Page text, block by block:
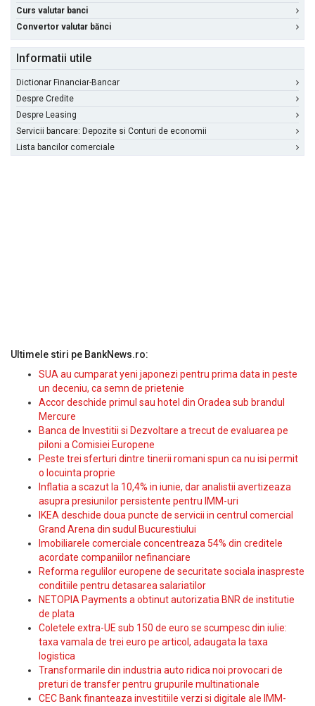
Curs valutar banci
Convertor valutar bănci
Informatii utile
Dictionar Financiar-Bancar
Despre Credite
Despre Leasing
Servicii bancare: Depozite si Conturi de economii
Lista bancilor comerciale
Ultimele stiri pe BankNews.ro:
SUA au cumparat yeni japonezi pentru prima data in peste
un deceniu, ca semn de prietenie
Accor deschide primul sau hotel din Oradea sub brandul
Mercure
Banca de Investitii si Dezvoltare a trecut de evaluarea pe
piloni a Comisiei Europene
Peste trei sferturi dintre tinerii romani spun ca nu isi permit
o locuinta proprie
Inflatia a scazut la 10,4% in iunie, dar analistii avertizeaza
asupra presiunilor persistente pentru IMM-uri
IKEA deschide doua puncte de servicii in centrul comercial
Grand Arena din sudul Bucurestiului
Imobiliarele comerciale concentreaza 54% din creditele
acordate companiilor nefinanciare
Reforma regulilor europene de securitate sociala inaspreste
conditiile pentru detasarea salariatilor
NETOPIA Payments a obtinut autorizatia BNR de institutie
de plata
Coletele extra-UE sub 150 de euro se scumpesc din iulie:
taxa vamala de trei euro pe articol, adaugata la taxa
logistica
Transformarile din industria auto ridica noi provocari de
preturi de transfer pentru grupurile multinationale
CEC Bank finanteaza investitiile verzi si digitale ale IMM-